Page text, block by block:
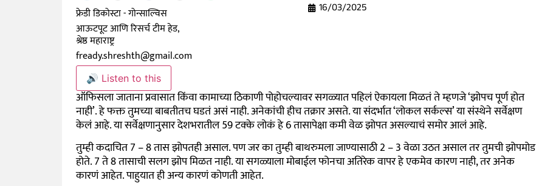
फ्रेडी डिकोस्टा - गोन्साल्विस
आऊटपूट आणि रिसर्च टीम हेड,
श्रेष्ठ महाराष्ट्र
fready.shreshth@gmail.com
16/03/2025
🔊 Listen to this
ऑफिसला जाताना प्रवासात किंवा कामाच्या ठिकाणी पोहोचल्यावर सगळ्यात पहिलं ऐकायला मिळतं ते म्हणजे ‘झोपच पूर्ण होत
नाही’. हे फक्त तुमच्या बाबतीतच घडतं असं नाही. अनेकांची हीच तक्रार असते. या संदर्भात ‘लोकल सर्कल्स’ या संस्थेने सर्वेक्षण
केलं आहे. या सर्वेक्षणानुसार देशभरातील 59 टक्के लोकं हे 6 तासापेक्षा कमी वेळ झोपत असल्याचं समोर आलं आहे.
तुम्ही कदाचित 7 – 8 तास झोपतही असाल. पण जर का तुम्ही बाथरुमला जाण्यासाठी 2 – 3 वेळा उठत असाल तर तुमची झोपमोड
होते. 7 ते 8 तासाची सलग झोप मिळत नाही. या सगळ्याला मोबाईल फोनचा अतिरेक वापर हे एकमेव कारण नाही, तर अनेक
कारणं आहेत. पाहुयात ही अन्य कारणं कोणती आहेत.